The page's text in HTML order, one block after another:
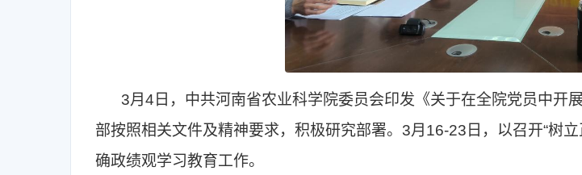
3月4日，中共河南省农业科学院委员会印发《关于在全院党员中开
部按照相关文件及精神要求，积极研究部署。3月16-23日，以召开“树
确政绩观学习教育工作。